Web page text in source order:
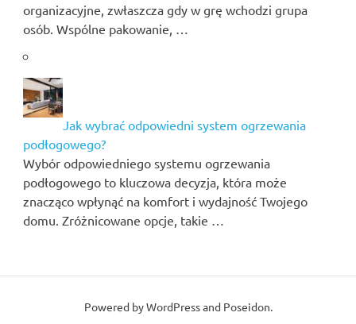
organizacyjne, zwłaszcza gdy w grę wchodzi grupa
osób. Wspólne pakowanie, …
Jak wybrać odpowiedni system ogrzewania
podłogowego?
Wybór odpowiedniego systemu ogrzewania
podłogowego to kluczowa decyzja, która może
znacząco wpłynąć na komfort i wydajność Twojego
domu. Zróżnicowane opcje, takie …
Powered byWordPressand Poseidon.